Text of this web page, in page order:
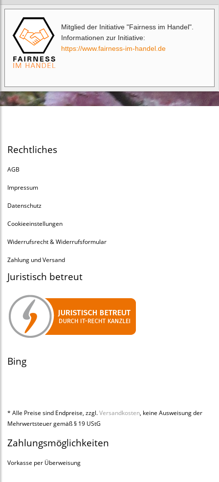
Mitglied der Initiative "Fairness im Handel".
Informationen zur Initiative:
https://www.fairness-im-handel.de
Rechtliches
AGB
Impressum
Datenschutz
Cookieeinstellungen
Widerrufsrecht & Widerrufsformular
Zahlung und Versand
Juristisch betreut
Bing
* Alle Preise sind Endpreise, zzgl.Versandkosten, keine Ausweisung der
Mehrwertsteuer gemäß § 19 UStG
Zahlungsmöglichkeiten
Vorkasse per Überweisung